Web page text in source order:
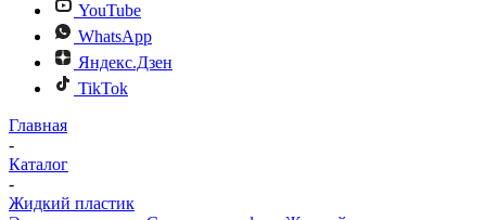
YouTube
WhatsApp
Яндекс.Дзен
TikTok
Главная
-
Каталог
-
Жидкий пластик